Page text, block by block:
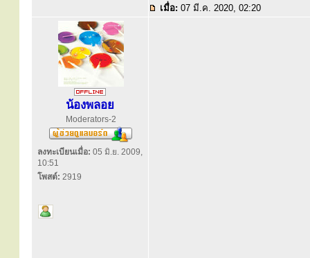
เมื่อ: 07 มี.ค. 2020, 02:20
น้องพลอย
Moderators-2
ลงทะเบียนเมื่อ: 05 มิ.ย. 2009,
10:51
โพสต์: 2919